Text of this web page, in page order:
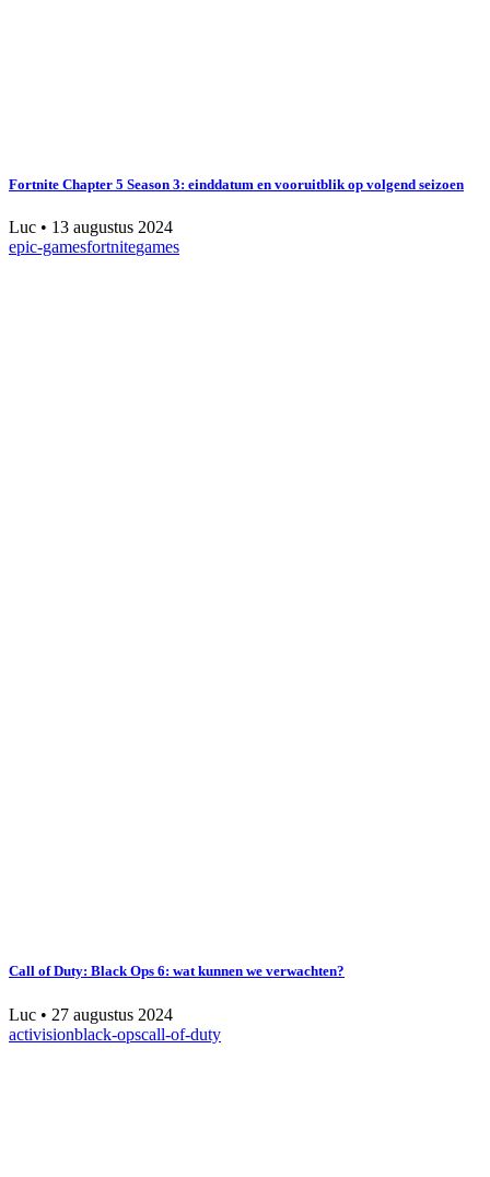
Fortnite Chapter 5 Season 3: einddatum en vooruitblik op volgend seizoen
Luc • 13 augustus 2024
epic-gamesfortnitegames
Call of Duty: Black Ops 6: wat kunnen we verwachten?
Luc • 27 augustus 2024
activisionblack-opscall-of-duty